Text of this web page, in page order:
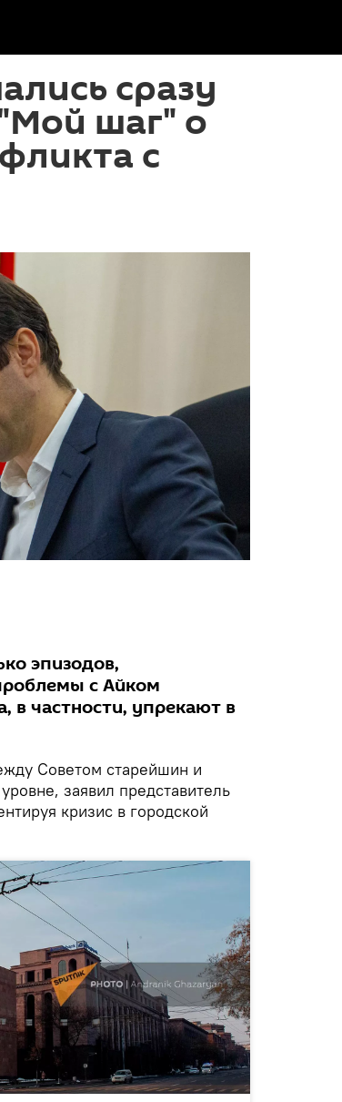
сразу
шаг" о
с
эпизодов,
с Айком
в частности, упрекают в
Советом старейшин и
заявил представитель
кризис в городской